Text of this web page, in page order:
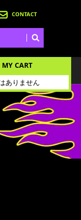
CONTACT
MY CART
ありません